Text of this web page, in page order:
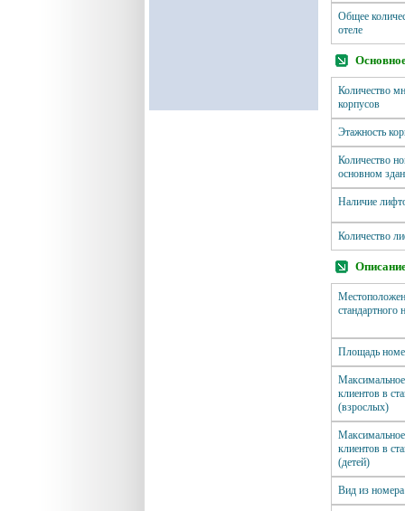
Общее
отеле
Количество
корпусов
Этажность
Количество
основном
Наличие
Количество
стандартного
Площадь
клиентов в
(взрослых)
клиентов в
(детей)
Вид из номера